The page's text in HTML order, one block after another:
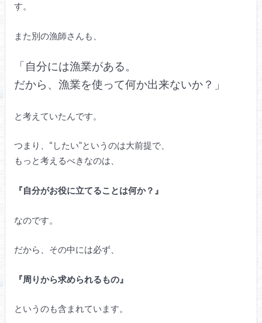
す。
また別の漁師さんも、
「自分には漁業がある。
だから、漁業を使って何か出来ないか？」
と考えていたんです。
つまり、“したい”というのは大前提で、
もっと考えるべきなのは、
『自分がお役に立てることは何か？』
なのです。
だから、その中には必ず、
『周りから求められるもの』
というのも含まれています。